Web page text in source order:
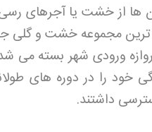
ها از خشت یا آجرهای
ترین مجموعه خشت و گلی
ورودی شهر بسته می
خود را در دوره های
داشتند.